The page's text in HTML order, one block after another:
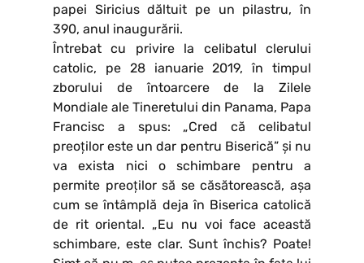
papei Siricius dăltuit pe un pilastru, în
390, anul inaugurării.
Întrebat cu privire la celibatul clerului
catolic, pe 28 ianuarie 2019, în timpul
zborului de întoarcere de la Zilele
Mondiale ale Tineretului din Panama, Papa
Francisc a spus: „Cred că celibatul
preoților este un dar pentru Biserică” și nu
va exista nici o schimbare pentru a
permite preoților să se căsătorească, așa
cum se întâmplă deja în Biserica catolică
de rit oriental. „Eu nu voi face această
schimbare, este clar. Sunt închis? Poate!